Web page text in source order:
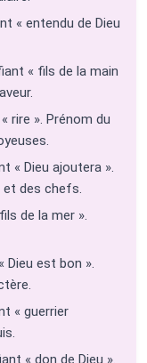
« entendu de Dieu
« fils de la main
rire ». Prénom du
« Dieu ajoutera ».
des chefs.
de la mer ».
Dieu est bon ».
« guerrier
« don de Dieu ».